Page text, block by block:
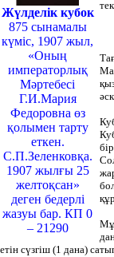
Жүлделік кубок
875 сынамалы
күміс, 1907 жыл,
«Оның
императорлық
Мәртебесі
Г.И.Мария
Федоровна өз
қолымен тарту
еткен.
С.П.Зеленковқа.
1907 жылғы 25
желтоқсан»
деген бедерлі
жазуы бар. КП 0
– 21290
сүзгіш (1 дана)